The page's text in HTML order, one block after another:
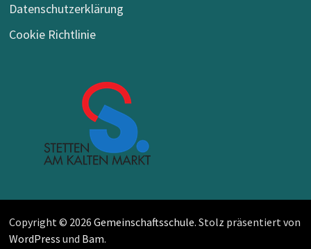
Datenschutzerklärung
Cookie Richtlinie
Copyright © 2026 Gemeinschaftsschule. Stolz präsentiert von
WordPress und Bam.